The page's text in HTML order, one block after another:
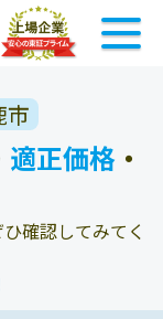
市
適正価格 ・
確認してみてく